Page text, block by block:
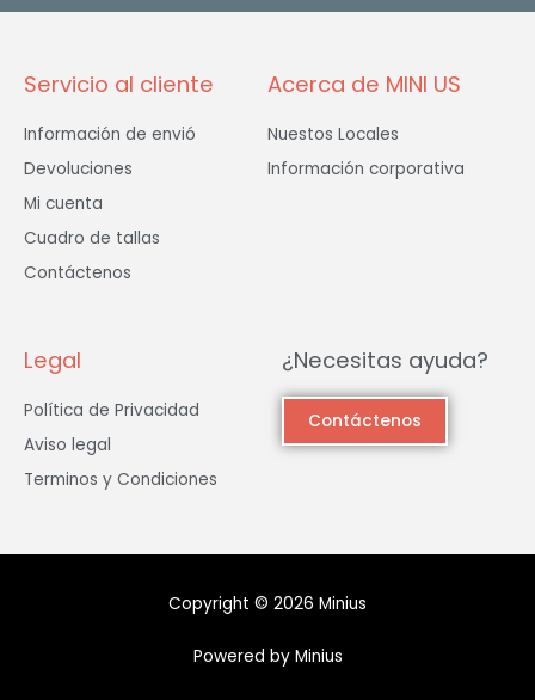
Servicio al cliente
Información de envió
Devoluciones
Mi cuenta
Cuadro de tallas
Contáctenos
Acerca de MINI US
Nuestos Locales
Información corporativa
Legal
Política de Privacidad
Aviso legal
Terminos y Condiciones
¿Necesitas ayuda?
Contáctenos
Copyright © 2026 Minius
Powered by Minius